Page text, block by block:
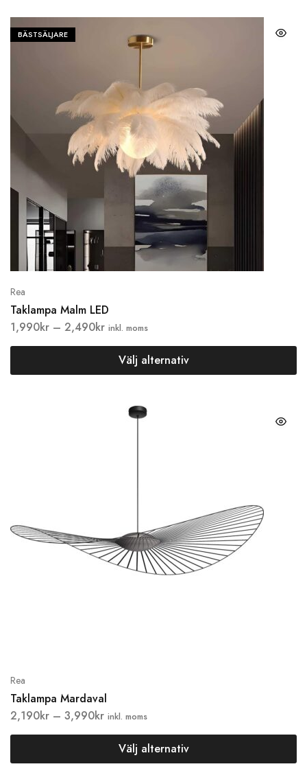
BÄSTSÄLJARE
Rea
Taklampa Malm LED
1,990kr – 2,490kr inkl. moms
Välj alternativ
Rea
Taklampa Mardaval
2,190kr – 3,990kr inkl. moms
Välj alternativ